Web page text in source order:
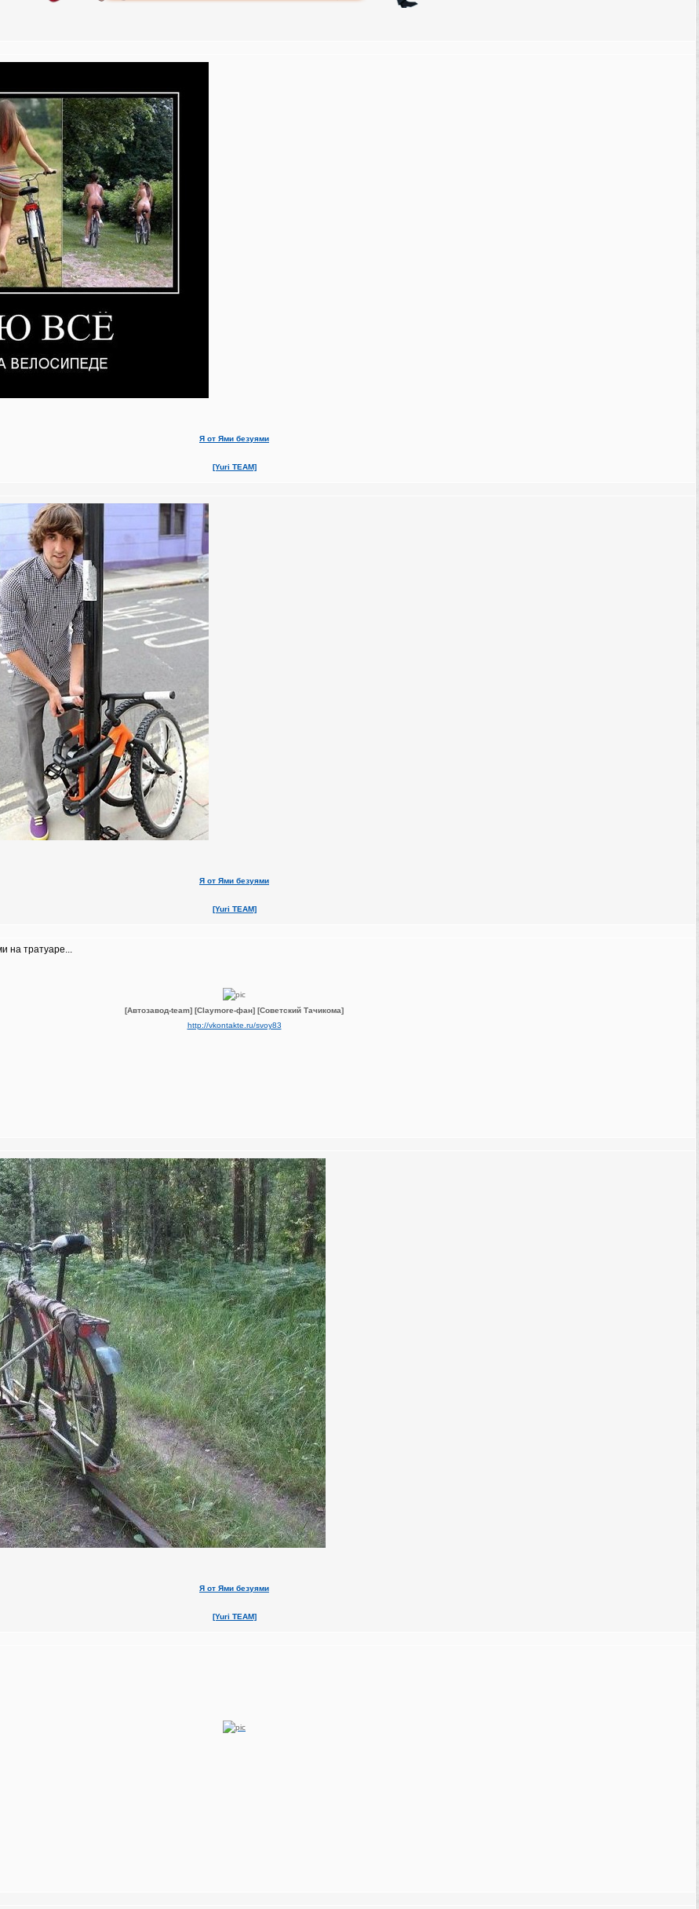
Я от Ями безуями
[Yuri TEAM]
Я от Ями безуями
[Yuri TEAM]
на тратуаре...
[Автозавод-team] [Claymore-фан] [Советский Тачикома]
http://vkontakte.ru/svoy83
Я от Ями безуями
[Yuri TEAM]